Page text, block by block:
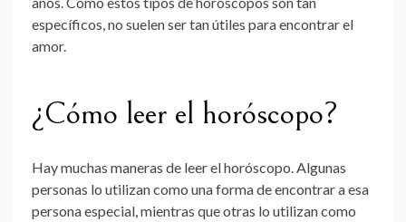
específicos, no suelen ser tan útiles para encontrar el
amor.
¿Cómo leer el horóscopo?
Hay muchas maneras de leer el horóscopo. Algunas
personas lo utilizan como una forma de encontrar a esa
persona especial, mientras que otras lo utilizan como